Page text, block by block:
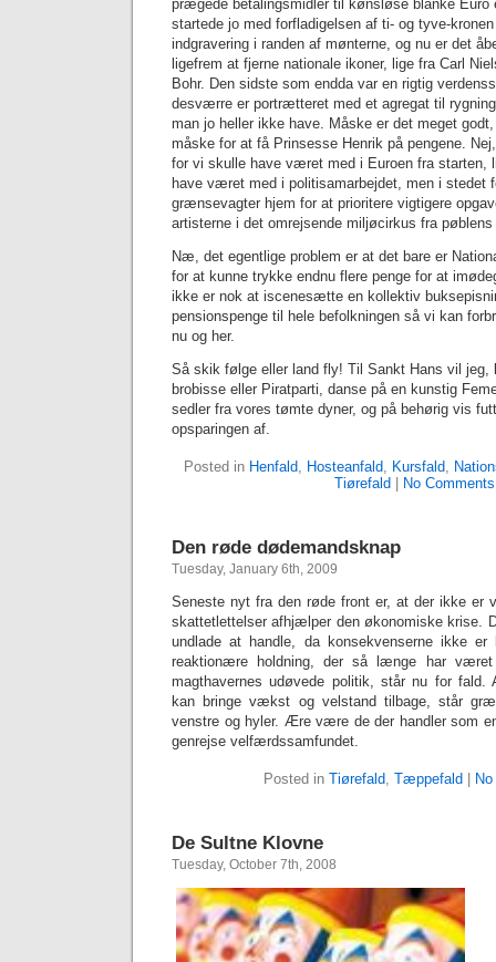
prægede betalingsmidler til kønsløse blanke Euro
startede jo med forfladigelsen af ti- og tyve-
indgravering i randen af mønterne, og nu er det
ligefrem at fjerne nationale ikoner, lige fra Carl
Bohr. Den sidste som endda var en rigtig
desværre er portrætteret med et agregat til
man jo heller ikke have. Måske er det meget
måske for at få Prinsesse Henrik på pengene.
for vi skulle have været med i Euroen fra starten,
have været med i politisamarbejdet, men i stedet
grænsevagter hjem for at prioritere vigtigere
artisterne i det omrejsende miljøcirkus fra
Næ, det egentlige problem er at det bare er
for at kunne trykke endnu flere penge for at
ikke er nok at iscenesætte en kollektiv
pensionspenge til hele befolkningen så vi kan
nu og her.
Så skik følge eller land fly! Til Sankt Hans vil
brobisse eller Piratparti, danse på en kunstig
sedler fra vores tømte dyner, og på behørig vis
opsparingen af.
Posted in Henfald, Hosteanfald, Kursfald,
Tiørefald
No
Den røde dødemandsknap
Tuesday, January 6th, 2009
Seneste nyt fra den røde front er, at der ikke er
skattetlettelser afhjælper den økonomiske krise.
undlade at handle, da konsekvenserne ikke
reaktionære holdning, der så længe har
magthavernes udøvede politik, står nu for fald.
kan bringe vækst og velstand tilbage, står
venstre og hyler. Ære være de der handler som
genrejse velfærdssamfundet.
Posted in Tiørefald, Tæppefald
De Sultne Klovne
Tuesday, October 7th, 2008